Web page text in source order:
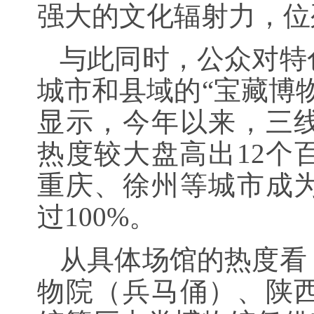
强大的文化辐射力，
与此同时，公众对
城市和县域的“宝藏博
显示，今年以来，三
热度较大盘高出12个
重庆、徐州等城市成
过100%。
从具体场馆的热度
物院（兵马俑）、陕